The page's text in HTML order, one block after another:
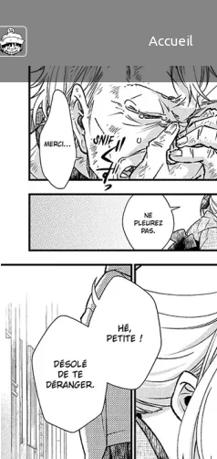
Accueil
DANZAI-